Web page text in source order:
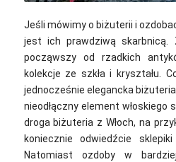
Jeśli mówimy o biżuterii i
jest ich prawdziwą skarbnicą.
począwszy od rzadkich
kolekcje ze szkła i kryształu.
jednocześnie elegancka
nieodłączny element włoskiego
droga biżuteria z Włoch, na
koniecznie odwiedźcie sklepiki
Natomiast ozdoby w